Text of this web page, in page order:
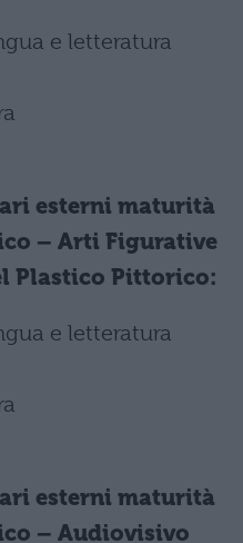
e letteratura
esterni maturità
– Arti Figurative
Plastico Pittorico:
e letteratura
esterni maturità
– Audiovisivo